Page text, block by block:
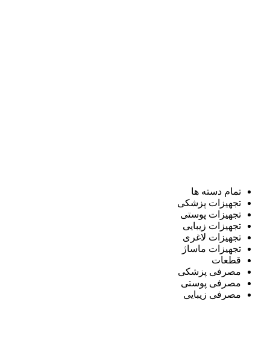
تمام دسته ها
تجهیزات پزشکی
تجهیزات پوستی
تجهیزات زیبایی
تجهیزات لاغری
تجهیزات ماساژ
قطعات
مصرفی پزشکی
مصرفی پوستی
مصرفی زیبایی